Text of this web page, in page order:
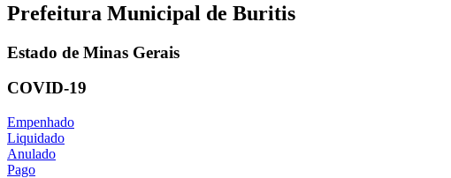
Prefeitura Municipal de Buritis
Estado de Minas Gerais
COVID-19
Empenhado
Liquidado
Anulado
Pago